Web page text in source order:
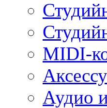
MIDI-
Аудио